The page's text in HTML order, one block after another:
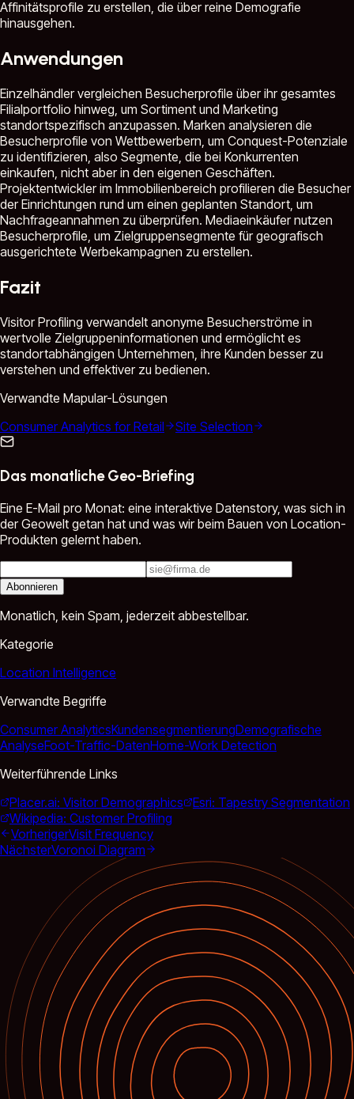
Affinitätsprofile zu erstellen, die über reine Demografie
hinausgehen.
Anwendungen
Einzelhändler vergleichen Besucherprofile über ihr gesamtes
Filialportfolio hinweg, um Sortiment und Marketing
standortspezifisch anzupassen. Marken analysieren die
Besucherprofile von Wettbewerbern, um Conquest-Potenziale
zu identifizieren, also Segmente, die bei Konkurrenten
einkaufen, nicht aber in den eigenen Geschäften.
Projektentwickler im Immobilienbereich profilieren die Besucher
der Einrichtungen rund um einen geplanten Standort, um
Nachfrageannahmen zu überprüfen. Mediaeinkäufer nutzen
Besucherprofile, um Zielgruppensegmente für geografisch
ausgerichtete Werbekampagnen zu erstellen.
Fazit
Visitor Profiling verwandelt anonyme Besucherströme in
wertvolle Zielgruppeninformationen und ermöglicht es
standortabhängigen Unternehmen, ihre Kunden besser zu
verstehen und effektiver zu bedienen.
Verwandte Mapular-Lösungen
Consumer Analytics for Retail
Site Selection
Das monatliche Geo-Briefing
Eine E-Mail pro Monat: eine interaktive Datenstory, was sich in
der Geowelt getan hat und was wir beim Bauen von Location-
Produkten gelernt haben.
Abonnieren
Monatlich, kein Spam, jederzeit abbestellbar.
Kategorie
Location Intelligence
Verwandte Begriffe
Consumer AnalyticsKundensegmentierungDemografische
AnalyseFoot-Traffic-DatenHome-Work Detection
Weiterführende Links
Placer.ai: Visitor Demographics
Esri: Tapestry Segmentation
Wikipedia: Customer Profiling
VorherigerVisit Frequency
NächsterVoronoi Diagram